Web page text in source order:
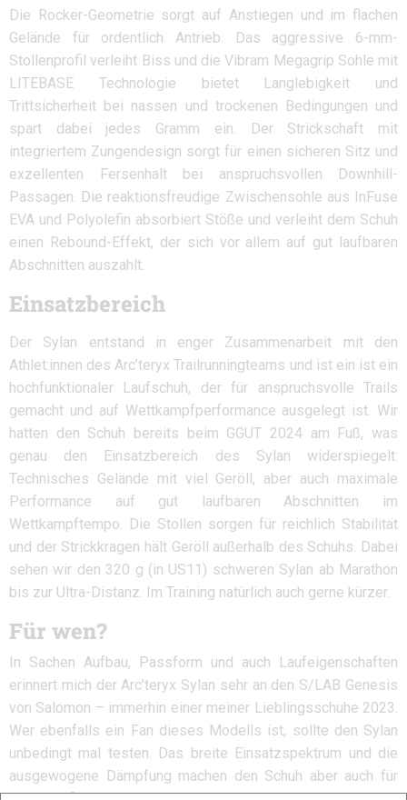
Die Rocker-Geometrie sorgt auf Anstiegen und im flachen
Gelände für ordentlich Antrieb. Das aggressive 6-mm-
Stollenprofil verleiht Biss und die Vibram Megagrip Sohle mit
LITEBASE Technologie bietet Langlebigkeit und
Trittsicherheit bei nassen und trockenen Bedingungen und
spart dabei jedes Gramm ein. Der Strickschaft mit
integriertem Zungendesign sorgt für einen sicheren Sitz und
exzellenten Fersenhalt bei anspruchsvollen Downhill-
Passagen. Die reaktionsfreudige Zwischensohle aus InFuse
EVA und Polyolefin absorbiert Stöße und verleiht dem Schuh
einen Rebound-Effekt, der sich vor allem auf gut laufbaren
Abschnitten auszahlt.
Einsatzbereich
Der Sylan entstand in enger Zusammenarbeit mit den
Athlet:innen des Arc’teryx Trailrunningteams und ist ein ist ein
hochfunktionaler Laufschuh, der für anspruchsvolle Trails
gemacht und auf Wettkampfperformance ausgelegt ist. Wir
hatten den Schuh bereits beim GGUT 2024 am Fuß, was
genau den Einsatzbereich des Sylan widerspiegelt:
Technisches Gelände mit viel Geröll, aber auch maximale
Performance auf gut laufbaren Abschnitten im
Wettkampftempo. Die Stollen sorgen für reichlich Stabilität
und der Strickkragen hält Geröll außerhalb des Schuhs. Dabei
sehen wir den 320 g (in US11) schweren Sylan ab Marathon
bis zur Ultra-Distanz. Im Training natürlich auch gerne kürzer.
Für wen?
In Sachen Aufbau, Passform und auch Laufeigenschaften
erinnert mich der Arc’teryx Sylan sehr an den S/LAB Genesis
von Salomon – immerhin einer meiner Lieblingsschuhe 2023.
Wer ebenfalls ein Fan dieses Modells ist, sollte den Sylan
unbedingt mal testen. Das breite Einsatzspektrum und die
ausgewogene Dämpfung machen den Schuh aber auch für